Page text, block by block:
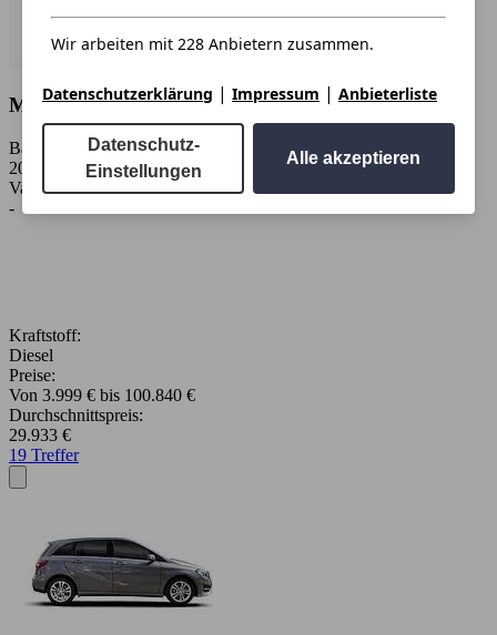
Mercedes-Benz Atego
Baujahr:
2000 - 2026
Varianten:
-
Kraftstoff:
Diesel
Preise:
Von 3.999 € bis 100.840 €
Durchschnittspreis:
29.933 €
19 Treffer
Wir arbeiten mit 228 Anbietern zusammen.
Datenschutzerklärung | Impressum | Anbieterliste
Datenschutz-
Einstellungen
Alle akzeptieren